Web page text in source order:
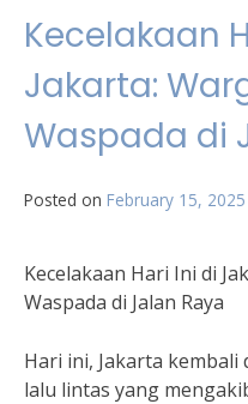
Kecelakaan
Jakarta:
Waspada di
Posted on February 15, 2025
Kecelakaan Hari Ini di
Waspada di Jalan Raya
Hari ini, Jakarta kembali
lalu lintas yang